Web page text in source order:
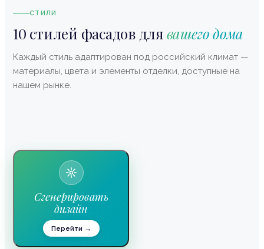
СТИЛИ
10 стилей фасадов длявашего дома
Каждый стиль адаптирован под российский климат —
материалы, цвета и элементы отделки, доступные на
нашем рынке.
Сгенерировать
дизайн
Перейти →